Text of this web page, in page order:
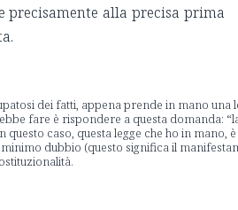
precisamente alla precisa prima
dei fatti, appena prende in mano una
fare è rispondere a questa domanda:
questo caso, questa legge che ho in mano,
minimo dubbio (questo significa il